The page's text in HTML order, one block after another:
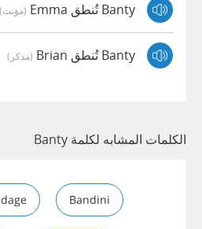
Banty تُنطق Emma (مؤنث)
Banty تُنطق Brian (مذكر)
الكلمات المشابه لكلمة Banty
Bandini